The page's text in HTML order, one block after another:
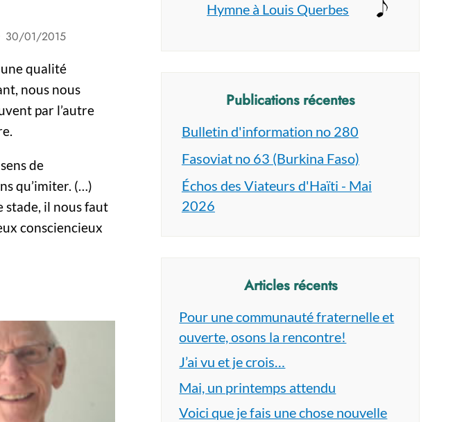
30/01/2015
qualité
nous nous
par l’autre
de
qu’imiter. (…)
stade, il nous faut
consciencieux
Hymne à Louis Querbes
Publications récentes
Bulletin d'information no 280
Fasoviat no 63 (Burkina Faso)
Échos des Viateurs d'Haïti - Mai
2026
Articles récents
Pour une communauté fraternelle et
ouverte, osons la rencontre!
J’ai vu et je crois…
Mai, un printemps attendu
Voici que je fais une chose nouvelle